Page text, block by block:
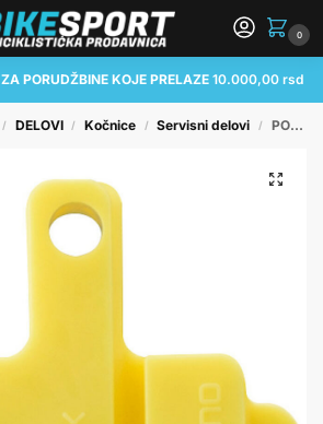
0
ZA PORUDŽBINE KOJE PRELAZE 10.000,00 rsd
/ DELOVI / Kočnice / Servisni delovi / PODLOŠKA KOČNICE SHIMANO BR-RS505 BLEEDING SPACER